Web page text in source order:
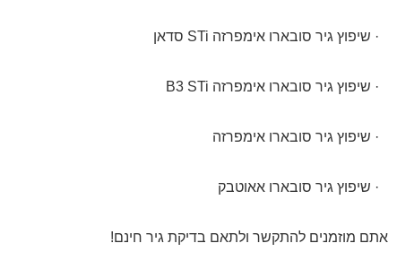
· שיפוץ גיר סובארו אימפרזה STi סדאן
· שיפוץ גיר סובארו אימפרזה B3 STi
· שיפוץ גיר סובארו אימפרזה
· שיפוץ גיר סובארו אאוטבק
אתם מוזמנים להתקשר ולתאם בדיקת גיר חינם!